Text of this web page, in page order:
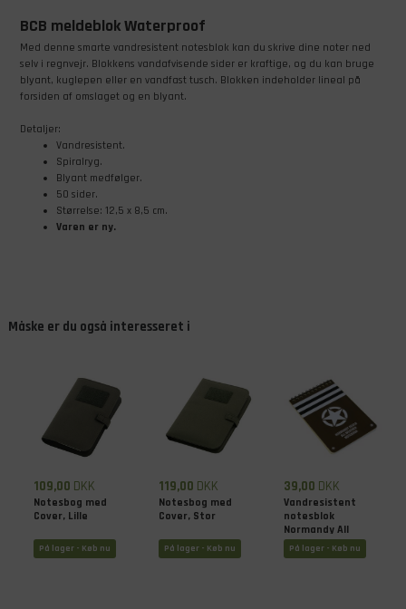
BCB meldeblok Waterproof
Med denne smarte vandresistent notesblok kan du skrive dine noter ned
selv i regnvejr. Blokkens vandafvisende sider er kraftige, og du kan bruge
blyant, kuglepen eller en vandfast tusch. Blokken indeholder lineal på
forsiden af omslaget og en blyant.
Detaljer:
Vandresistent.
Spiralryg.
Blyant medfølger.
50 sider.
Størrelse: 12,5 x 8,5 cm.
Varen er ny.
Måske er du også interesseret i
109,00 DKK
Notesbog med
Cover, Lille
På lager - Køb nu
119,00 DKK
Notesbog med
Cover, Stor
På lager - Køb nu
39,00 DKK
Vandresistent
notesblok
Normandy All
Weather, large
På lager - Køb nu